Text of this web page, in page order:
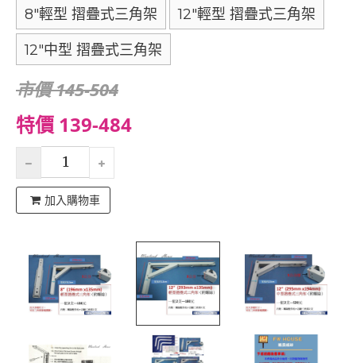
8"輕型 摺疊式三角架 12"輕型 摺疊式三角架
12"中型 摺疊式三角架
市價 145-504
特價 139-484
加入購物車